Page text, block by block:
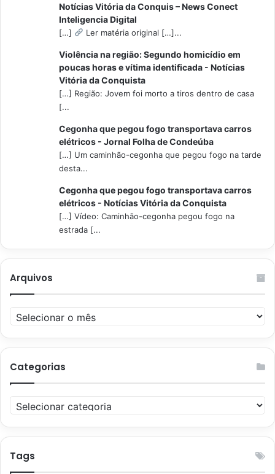
Notícias Vitória da Conquis – News Conect
Inteligencia Digital
[…] Ler matéria original […]...
Violência na região: Segundo homicídio em
poucas horas e vítima identificada - Notícias
Vitória da Conquista
[…] Região: Jovem foi morto a tiros dentro de casa
[...
Cegonha que pegou fogo transportava carros
elétricos - Jornal Folha de Condeúba
[…] Um caminhão-cegonha que pegou fogo na tarde
desta...
Cegonha que pegou fogo transportava carros
elétricos - Notícias Vitória da Conquista
[…] Vídeo: Caminhão-cegonha pegou fogo na
estrada [...
Arquivos
Arquivos
Categorias
Categorias
Tags